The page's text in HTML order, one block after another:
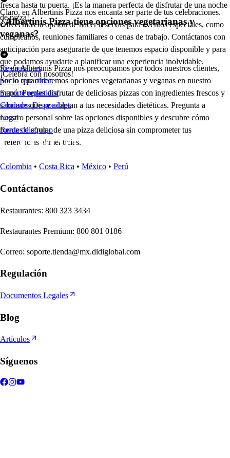
fresca hasta tu puerta. ¡Es la manera perfecta de disfrutar de una noche
de pizza!
Claro, en Albertinis Pizza nos encanta ser parte de tus celebraciones.
Ofrecemos la opción de hacer reservas para eventos especiales, como
cumpleaños, reuniones familiares o cenas de trabajo. Contáctanos con
anticipación para asegurarte de que tenemos espacio disponible y para
que podamos ayudarte a planificar una experiencia inolvidable.
¡Celebra con nosotros!
¿Albertinis Pizza tiene opciones vegetarianas y
veganas?
Sí, en Albertinis Pizza nos preocupamos por todos nuestros clientes,
por lo que ofrecemos opciones vegetarianas y veganas en nuestro
menú. Puedes disfrutar de deliciosas pizzas con ingredientes frescos y
sabrosos que se adaptan a tus necesidades dietéticas. Pregunta a
nuestro personal sobre las opciones disponibles y descubre cómo
puedes disfrutar de una pizza deliciosa sin comprometer tus
preferencias alimenticias.
Restaurantes
Socio repartidor
Soporte repartidor
Ciudades Disponibles
Legal
Renta de equipo
Colombia • Costa Rica • México • Perú
Contáctanos
Restaurantes: 800 323 3434
Restaurantes Premium: 800 801 0186
Correo: soporte.tienda@mx.didiglobal.com
Regulación
Documentos Legales
Blog
Artículos
Síguenos